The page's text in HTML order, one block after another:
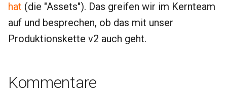
hat (die "Assets"). Das greifen wir im Kernteam
auf und besprechen, ob das mit unser
Produktionskette v2 auch geht.
Kommentare